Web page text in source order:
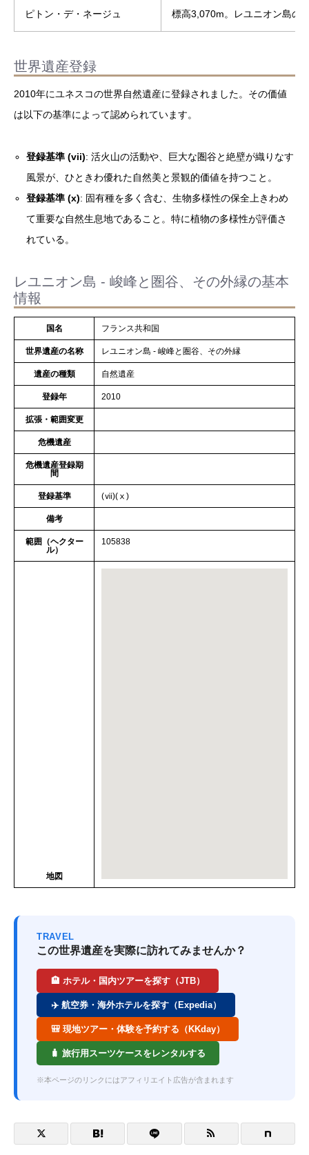
ピトン・デ・ネージュ 標高3,070m。レユニオン島の
世界遺産登録
2010年にユネスコの世界自然遺産に登録されました。その価値
は以下の基準によって認められています。
登録基準 (vii): 活火山の活動や、巨大な圏谷と絶壁が織りなす
風景が、ひときわ優れた自然美と景観的価値を持つこと。
登録基準 (x): 固有種を多く含む、生物多様性の保全上きわめ
て重要な自然生息地であること。特に植物の多様性が評価さ
れている。
レユニオン島 ‐ 峻峰と圏谷、その外縁の基本
情報
国名 フランス共和国
世界遺産の名称 レユニオン島 ‐ 峻峰と圏谷、その外縁
遺産の種類 自然遺産
登録年 2010
拡張・範囲変更
危機遺産
危機遺産登録期
間
登録基準 (ⅶ)(ⅹ)
備考
範囲（ヘクター
ル）
105838
地図
TRAVEL
この世界遺産を実際に訪れてみませんか？
🏨 ホテル・国内ツアーを探す（JTB）
✈️ 航空券・海外ホテルを探す（Expedia）
🎒 現地ツアー・体験を予約する（KKday）
🧳 旅行用スーツケースをレンタルする
※本ページのリンクにはアフィリエイト広告が含まれます